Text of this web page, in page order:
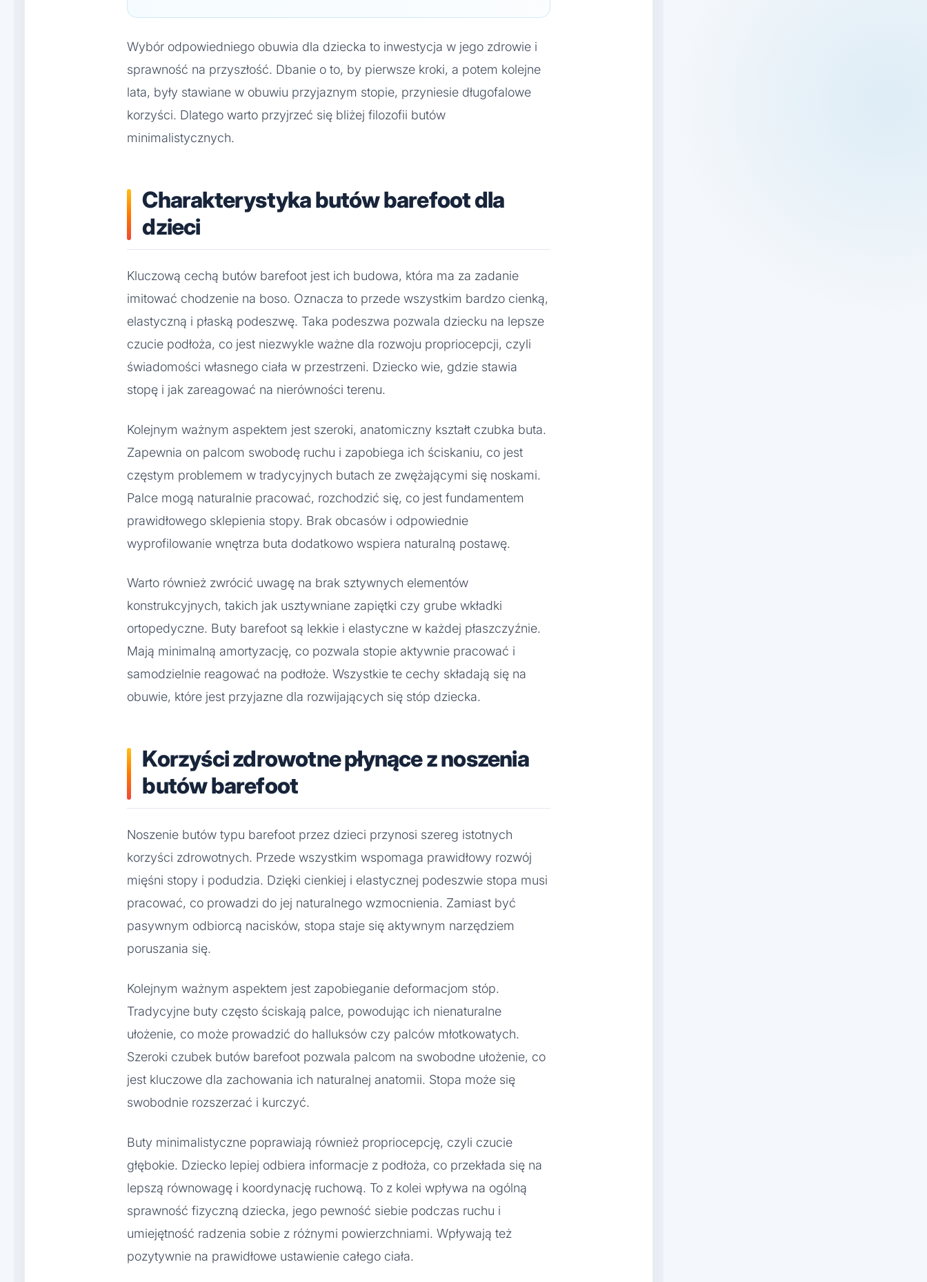
Wybór odpowiedniego obuwia dla dziecka to inwestycja w jego zdrowie i
sprawność na przyszłość. Dbanie o to, by pierwsze kroki, a potem kolejne
lata, były stawiane w obuwiu przyjaznym stopie, przyniesie długofalowe
korzyści. Dlatego warto przyjrzeć się bliżej filozofii butów
minimalistycznych.
Charakterystyka butów barefoot dla
dzieci
Kluczową cechą butów barefoot jest ich budowa, która ma za zadanie
imitować chodzenie na boso. Oznacza to przede wszystkim bardzo cienką,
elastyczną i płaską podeszwę. Taka podeszwa pozwala dziecku na lepsze
czucie podłoża, co jest niezwykle ważne dla rozwoju propriocepcji, czyli
świadomości własnego ciała w przestrzeni. Dziecko wie, gdzie stawia
stopę i jak zareagować na nierówności terenu.
Kolejnym ważnym aspektem jest szeroki, anatomiczny kształt czubka buta.
Zapewnia on palcom swobodę ruchu i zapobiega ich ściskaniu, co jest
częstym problemem w tradycyjnych butach ze zwężającymi się noskami.
Palce mogą naturalnie pracować, rozchodzić się, co jest fundamentem
prawidłowego sklepienia stopy. Brak obcasów i odpowiednie
wyprofilowanie wnętrza buta dodatkowo wspiera naturalną postawę.
Warto również zwrócić uwagę na brak sztywnych elementów
konstrukcyjnych, takich jak usztywniane zapiętki czy grube wkładki
ortopedyczne. Buty barefoot są lekkie i elastyczne w każdej płaszczyźnie.
Mają minimalną amortyzację, co pozwala stopie aktywnie pracować i
samodzielnie reagować na podłoże. Wszystkie te cechy składają się na
obuwie, które jest przyjazne dla rozwijających się stóp dziecka.
Korzyści zdrowotne płynące z noszenia
butów barefoot
Noszenie butów typu barefoot przez dzieci przynosi szereg istotnych
korzyści zdrowotnych. Przede wszystkim wspomaga prawidłowy rozwój
mięśni stopy i podudzia. Dzięki cienkiej i elastycznej podeszwie stopa musi
pracować, co prowadzi do jej naturalnego wzmocnienia. Zamiast być
pasywnym odbiorcą nacisków, stopa staje się aktywnym narzędziem
poruszania się.
Kolejnym ważnym aspektem jest zapobieganie deformacjom stóp.
Tradycyjne buty często ściskają palce, powodując ich nienaturalne
ułożenie, co może prowadzić do halluksów czy palców młotkowatych.
Szeroki czubek butów barefoot pozwala palcom na swobodne ułożenie, co
jest kluczowe dla zachowania ich naturalnej anatomii. Stopa może się
swobodnie rozszerzać i kurczyć.
Buty minimalistyczne poprawiają również propriocepcję, czyli czucie
głębokie. Dziecko lepiej odbiera informacje z podłoża, co przekłada się na
lepszą równowagę i koordynację ruchową. To z kolei wpływa na ogólną
sprawność fizyczną dziecka, jego pewność siebie podczas ruchu i
umiejętność radzenia sobie z różnymi powierzchniami. Wpływają też
pozytywnie na prawidłowe ustawienie całego ciała.